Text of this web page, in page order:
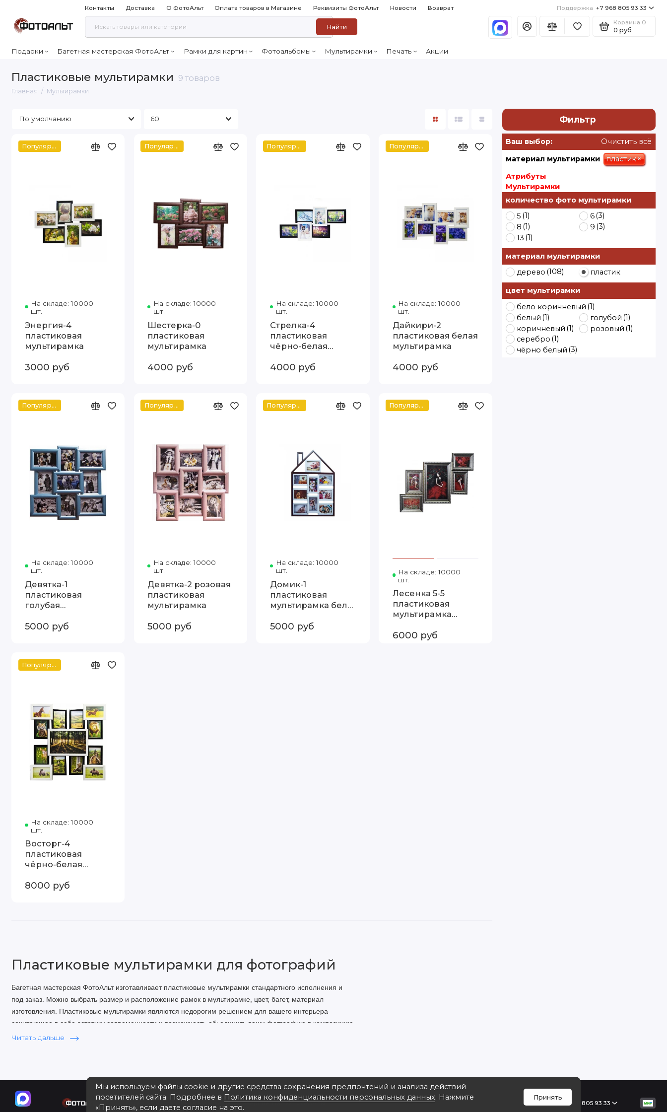
Контакты Доставка О ФотоАльт Оплата товаров в Магазине Реквизиты ФотоАльт Новости Возврат Поддержка +7 968 805 93 33
Найти
Корзина 0
0 руб
Подарки Багетная мастерская ФотоАльт Рамки для картин Фотоальбомы Мультирамки Печать Акции
Пластиковые мультирамки 9 товаров
Главная Мультирамки
Популярное
На складе: 10000
шт.
Код товара: Энергия-4 пластик чёрно-белая ФотоАльт
Энергия-4
пластиковая
мультирамка
3000 руб
Популярное
На складе: 10000
шт.
Код товара: Шестерка-0 пластик коричневая
Шестерка-0
пластиковая
мультирамка
4000 руб
Популярное
На складе: 10000
шт.
Код товара: Стрелка-4 пластиковая чёрно-белая
Стрелка-4
пластиковая
чёрно-белая
4000 руб
Популярное
На складе: 10000
шт.
Код товара: Дайкири-2 белая пластик
Дайкири-2
пластиковая белая
мультирамка
4000 руб
Популярное
На складе: 10000
шт.
Код товара: Девятка-1 голубая пластик
Девятка-1
пластиковая
голубая
5000 руб
Популярное
На складе: 10000
шт.
Код товара: Девятка-2 розовый пластик
Девятка-2 розовая
пластиковая
мультирамка
5000 руб
Популярное
На складе: 10000
шт.
Домик-1
пластиковая
мультирамка бело-
5000 руб
Популярное
На складе: 10000
шт.
Лесенка 5-5
пластиковая
мультирамка
6000 руб
Популярное
На складе: 10000
шт.
Восторг-4
пластиковая
чёрно-белая
8000 руб
Пластиковые мультирамки для фотографий
Багетная мастерская ФотоАльт изготавливает пластиковые мультирамки стандартного исполнения и
под заказ. Можно выбрать размер и расположение рамок в мультирамке, цвет, багет, материал
изготовления. Пластиковые мультирамки являются недорогим решением для вашего интерьера
сочитающее в себе эстетику современности и возможность обьединить ваши фотграфию в композицию.
Читать дальше
Фильтр
Ваш выбор:
Очистить всё
материал мультирамки
пластик×
Атрибуты
Мультирамки
количество фото мультирамки
5 (1) 6 (3)
8 (1) 9 (3)
13 (1)
материал мультирамки
дерево (108) пластик
цвет мультирамки
бело коричневый (1)
белый (1) голубой (1)
коричневый (1) розовый (1)
серебро (1)
чёрно белый (3)
Мы используем файлы cookie и другие средства сохранения предпочтений и анализа действий
посетителей сайта. Подробнее в Политика конфиденциальности персональных данных. Нажмите
«Принять», если даете согласие на это.
Принять
Багетная мастерская в Москве на ул. Зверинецкая 22, ФотоАльт Поддержка +7 968 805 93 33